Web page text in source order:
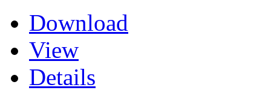
Download
View
Details